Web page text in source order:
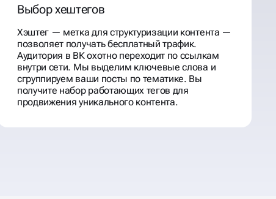
Выбор хештегов
Хэштег — метка для структуризации контента —
позволяет получать бесплатный трафик.
Аудитория в ВК охотно переходит по ссылкам
внутри сети. Мы выделим ключевые слова и
сгруппируем ваши посты по тематике. Вы
получите набор работающих тегов для
продвижения уникального контента.